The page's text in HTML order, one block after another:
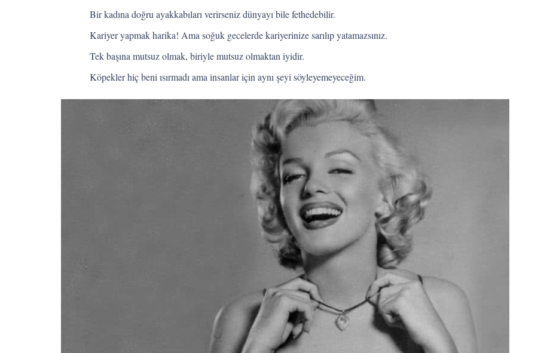
Bir kadına doğru ayakkabıları verirseniz dünyayı bile fethedebilir.
Kariyer yapmak harika! Ama soğuk gecelerde kariyerinize sarılıp yatamazsınız.
Tek başına mutsuz olmak, biriyle mutsuz olmaktan iyidir.
Köpekler hiç beni ısırmadı ama insanlar için aynı şeyi söyleyemeyeceğim.